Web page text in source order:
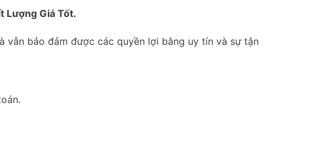
Lượng Giá Tốt.
vẫn bảo đảm được các quyền lợi bằng uy tín và sự tận